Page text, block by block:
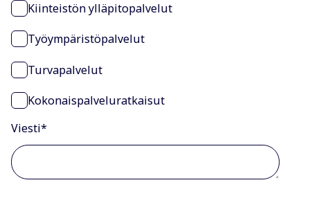
Kiinteistön ylläpitopalvelut
Työympäristöpalvelut
Turvapalvelut
Kokonaispalveluratkaisut
Viesti*